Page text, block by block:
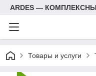
ARDES —
Товары и услуги